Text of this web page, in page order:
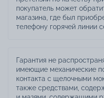
покупатель может
магазина, где был
телефону горячей линии
Гарантия не
имеющие механические
контакта с щелочными
также средствами,